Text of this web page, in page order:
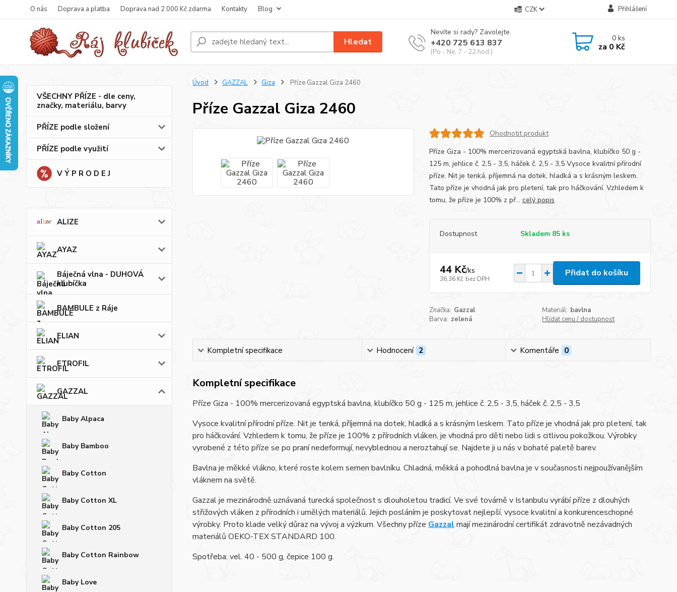
O nás Doprava a platba Doprava nad 2 000 Kč zdarma Kontakty Blog CZK Přihlášení
Hledat
Nevíte si rady? Zavolejte.
+420 725 613 837
(Po - Ne, 7 - 22 hod.)
0ks
za 0 Kč
VŠECHNY PŘÍZE - dle ceny,
značky, materiálu, barvy
PŘÍZE podle složení
PŘÍZE podle využití
V Ý P R O D E J
ALIZE
AYAZ
Báječná vlna - DUHOVÁ
klubíčka
BAMBULE z Ráje
ELIAN
ETROFIL
GAZZAL
Baby Alpaca
Baby Bamboo
Baby Cotton
Baby Cotton XL
Baby Cotton 205
Baby Cotton Rainbow
Baby Love
Úvod GAZZAL Giza Příze Gazzal Giza 2460
Příze Gazzal Giza 2460
Ohodnotit produkt
Příze Giza - 100% mercerizovaná egyptská bavlna, klubíčko 50 g -
125 m, jehlice č. 2,5 - 3,5, háček č. 2,5 - 3,5 Vysoce kvalitní přírodní
příze. Nit je tenká, příjemná na dotek, hladká a s krásným leskem.
Tato příze je vhodná jak pro pletení, tak pro háčkování. Vzhledem k
tomu, že příze je 100% z př... celý popis
Dostupnost Skladem 85 ks
44 Kč/ks
36,36 Kč bez DPH
Přidat do košíku
Značka: Gazzal Materiál: bavlna
Barva: zelená Hlídat cenu / dostupnost
Kompletní specifikace Hodnocení 2 Komentáře 0
Kompletní specifikace
Příze Giza - 100% mercerizovaná egyptská bavlna, klubíčko 50 g - 125 m, jehlice č. 2,5 - 3,5, háček č. 2,5 - 3,5
Vysoce kvalitní přírodní příze. Nit je tenká, příjemná na dotek, hladká a s krásným leskem. Tato příze je vhodná jak pro pletení, tak
pro háčkování. Vzhledem k tomu, že příze je 100% z přírodních vláken, je vhodná pro děti nebo lidi s citlivou pokožkou. Výrobky
vyrobené z této příze se po praní nedeformují, nevyblednou a neroztahují se. Najdete ji u nás v bohaté paletě barev.
Bavlna je měkké vlákno, které roste kolem semen bavlníku. Chladná, měkká a pohodlná bavlna je v současnosti nejpoužívanějším
vláknem na světě.
Gazzal je mezinárodně uznávaná turecká společnost s dlouholetou tradicí. Ve své továrně v Istanbulu vyrábí příze z dlouhých
střižových vláken z přírodních i umělých materiálů. Jejich posláním je poskytovat nejlepší, vysoce kvalitní a konkurenceschopné
výrobky. Proto klade velký důraz na vývoj a výzkum. Všechny příze Gazzal mají mezinárodní certifikát zdravotně nezávadných
materiálů OEKO-TEX STANDARD 100.
Spotřeba: vel. 40 - 500 g, čepice 100 g.